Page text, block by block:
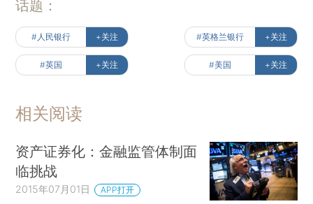
话题：
#人民银行 +关注 #英格兰银行 +关注
#英国 +关注 #美国 +关注
相关阅读
资产证券化：金融监管体制面
临挑战
2015年07月01日 APP打开